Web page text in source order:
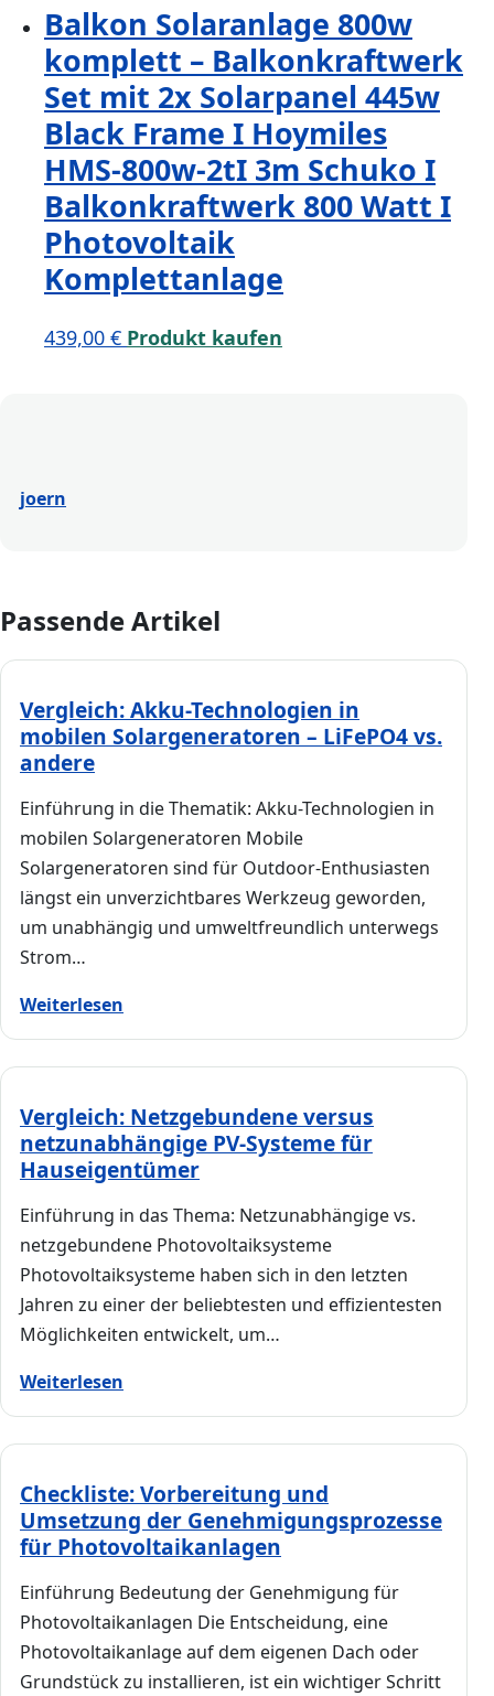
Balkon Solaranlage 800w
komplett – Balkonkraftwerk
Set mit 2x Solarpanel 445w
Black Frame I Hoymiles
HMS-800w-2tI 3m Schuko I
Balkonkraftwerk 800 Watt I
Photovoltaik
Komplettanlage
439,00 € Produkt kaufen
joern
Passende Artikel
Vergleich: Akku-Technologien in
mobilen Solargeneratoren – LiFePO4 vs.
andere
Einführung in die Thematik: Akku-Technologien in
mobilen Solargeneratoren Mobile
Solargeneratoren sind für Outdoor-Enthusiasten
längst ein unverzichtbares Werkzeug geworden,
um unabhängig und umweltfreundlich unterwegs
Strom…
Weiterlesen
Vergleich: Netzgebundene versus
netzunabhängige PV-Systeme für
Hauseigentümer
Einführung in das Thema: Netzunabhängige vs.
netzgebundene Photovoltaiksysteme
Photovoltaiksysteme haben sich in den letzten
Jahren zu einer der beliebtesten und effizientesten
Möglichkeiten entwickelt, um…
Weiterlesen
Checkliste: Vorbereitung und
Umsetzung der Genehmigungsprozesse
für Photovoltaikanlagen
Einführung Bedeutung der Genehmigung für
Photovoltaikanlagen Die Entscheidung, eine
Photovoltaikanlage auf dem eigenen Dach oder
Grundstück zu installieren, ist ein wichtiger Schritt